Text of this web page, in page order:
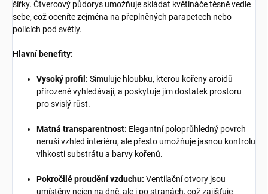
šířky. Čtvercový půdorys umožňuje skládat květináče těsně vedle
sebe, což oceníte zejména na přeplněných parapetech nebo
policích pod světly.
Hlavní benefity:
Vysoký profil: Simuluje hloubku, kterou kořeny aroidů
přirozeně vyhledávají, a poskytuje jim dostatek prostoru
pro svislý růst.
Matná transparentnost: Elegantní poloprůhledný povrch
neruší vzhled interiéru, ale přesto umožňuje jasnou kontrolu
vlhkosti substrátu a barvy kořenů.
Pokročilé proudění vzduchu: Ventilační otvory jsou
umístěny nejen na dně, ale i po stranách, což zajišťuje